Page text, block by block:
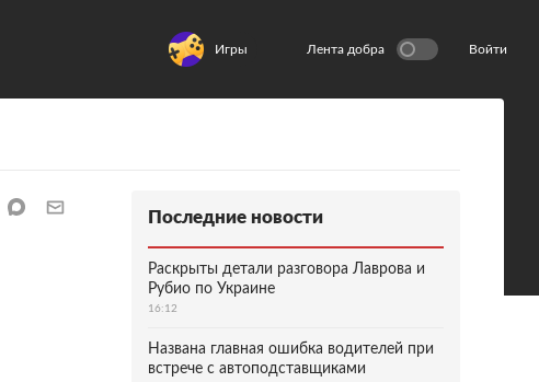
Игры Лента добра Войти
Последние новости
Раскрыты детали разговора Лаврова и
Рубио по Украине
16:12
Названа главная ошибка водителей при
встрече с автоподставщиками